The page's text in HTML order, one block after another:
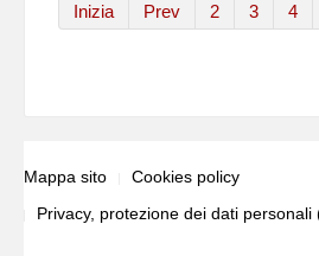
Inizia Prev 2 3 4
Mappa sito
Cookies policy
Privacy, protezione dei dati personali